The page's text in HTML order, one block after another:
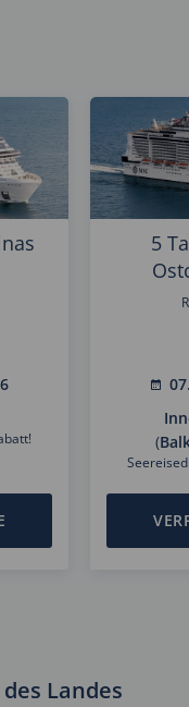
5
(
Landes